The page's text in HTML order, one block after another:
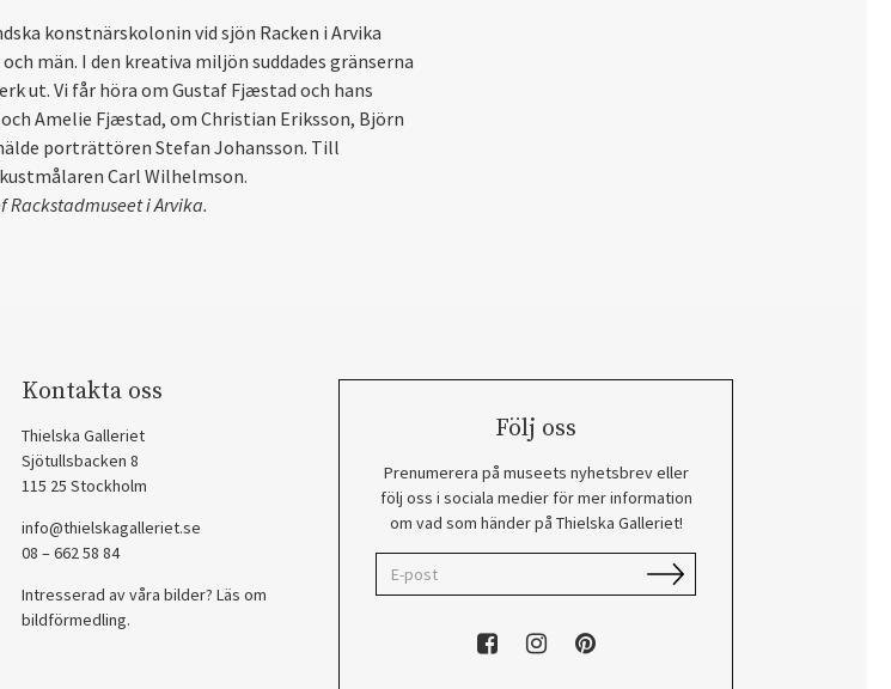
konstnärskolonin vid sjön Racken i Arvika
män. I den kreativa miljön suddades gränserna
ut. Vi får höra om Gustaf Fjæstad och hans
Amelie Fjæstad, om Christian Eriksson, Björn
porträttören Stefan Johansson. Till
Carl Wilhelmson.
Rackstadmuseet i Arvika.
Kontakta oss
Thielska Galleriet
Sjötullsbacken 8
115 25 Stockholm
info@thielskagalleriet.se
08 – 662 58 84
Intresserad av våra bilder? Läs om
bildförmedling.
Följ oss
Prenumerera på museets nyhetsbrev eller
följ oss i sociala medier för mer information
om vad som händer på Thielska Galleriet!